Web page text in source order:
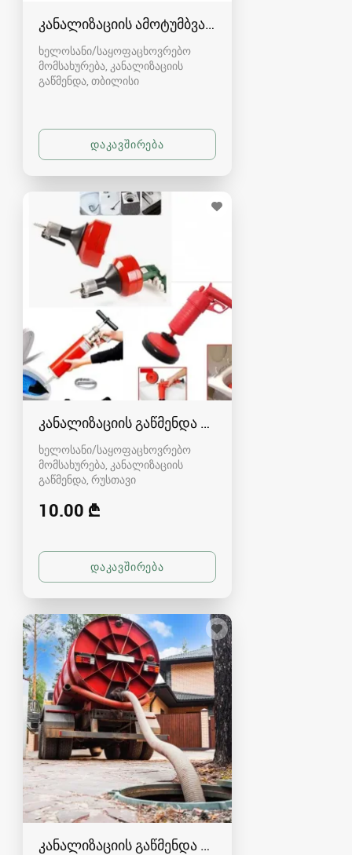
კანალიზაციის ამოტუმბვა, გაწმენდა
ხელოსანი/საყოფაცხოვრებო
მომსახურება, კანალიზაციის
გაწმენდა თბილისი
კანალიზაციის გაწმენდა რუსთავში - 591004680
ხელოსანი/საყოფაცხოვრებო
მომსახურება, კანალიზაციის
გაწმენდა რუსთავი
10.00 ₾
კანალიზაციის გაწმენდა თბილისი 557554000